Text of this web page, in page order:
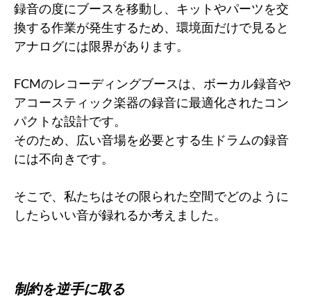
録音の度にブースを移動し、キットやパーツを交
換する作業が発生するため、環境面だけで見ると
アナログには限界があります。
FCMのレコーディングブースは、ボーカル録音や
アコースティック楽器の録音に最適化されたコン
パクトな設計です。
そのため、広い音場を必要とする生ドラムの録音
には不向きです。
そこで、私たちはその限られた空間でどのように
したらいい音が録れるか考えました。
制約を逆手に取る